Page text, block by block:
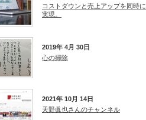
コストダウンと売上アップを同時に
実現。
2019年 4月 30日
心の掃除
2021年 10月 14日
天野眞也さんのチャンネル